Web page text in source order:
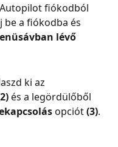
fiókodból
be a fiókodba és
lévő
ki az
és a legördülőből
opciót (3).